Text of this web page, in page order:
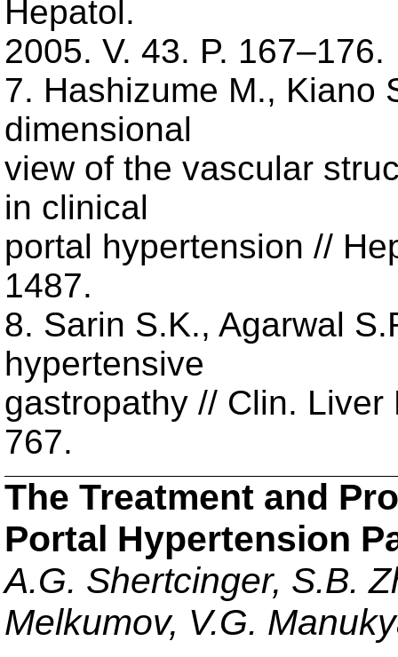
Hepatol.
2005. V. 43. P. 167–176.
7. Hashizume M., Kiano
dimensional
view of the vascular
in clinical
portal hypertension //
1487.
8. Sarin S.K., Agarwal
hypertensive
gastropathy // Clin. Liver
767.
The Treatment and
Portal Hypertension
A.G. Shertcinger, S.B.
Melkumov, V.G.